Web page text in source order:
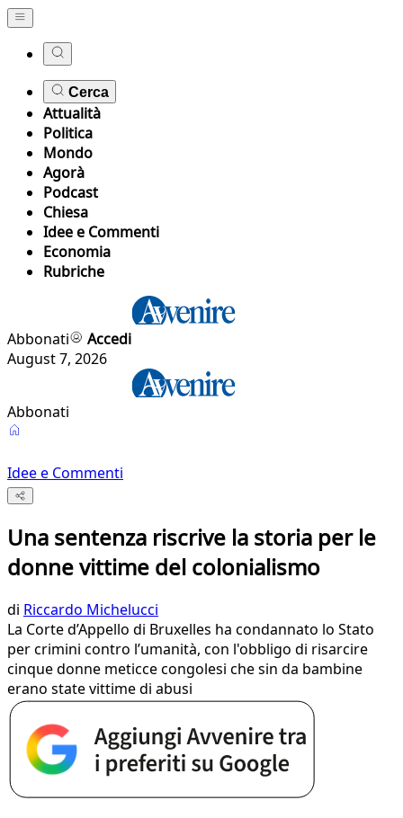
Cerca
Attualità
Politica
Mondo
Agorà
Podcast
Chiesa
Idee e Commenti
Economia
Rubriche
Abbonati
Accedi
August 7, 2026
Abbonati
Idee e Commenti
Una sentenza riscrive la storia per le
donne vittime del colonialismo
di Riccardo Michelucci
La Corte d’Appello di Bruxelles ha condannato lo Stato
per crimini contro l’umanità, con l'obbligo di risarcire
cinque donne meticce congolesi che sin da bambine
erano state vittime di abusi